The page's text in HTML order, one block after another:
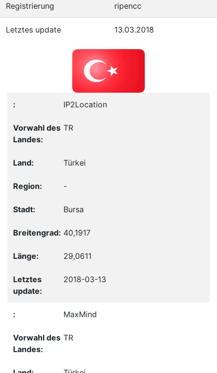
Registrierung ripencc
Letztes update 13.03.2018
IP2Location
TR
Türkei
-
Bursa
40,1917
29,0611
2018-03-13
MaxMind
TR